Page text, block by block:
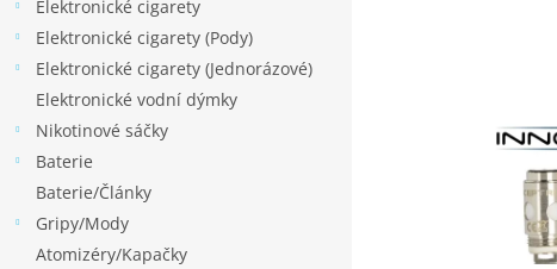
Elektronické cigarety
Elektronické cigarety (Pody)
Elektronické cigarety (Jednorázové)
Elektronické vodní dýmky
Nikotinové sáčky
Baterie
Baterie/Články
Gripy/Mody
Atomizéry/Kapačky